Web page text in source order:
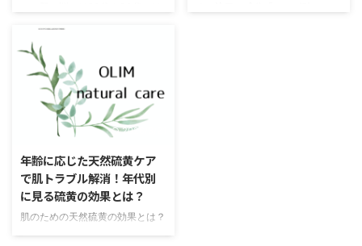
増加といった変化を感じやすくな
ります。そんな中、「できるだけ
自然な成分で、肌に負担をかけず
にスキンケアを続けたい」という
声が多く聞かれるようになりまし
た。**OLIM（オリム）**は、そ
に誕生した、シンプルでありなが
ら奥深いスキンケアブランドで
す。 1. OLIMの名前に込められた
想い 「OLIM」という名前は、ラ
2026/3/21
年齢に応じた天然硫黄ケア
で肌トラブル解消！年代別
に見る硫黄の効果とは？
肌のための天然硫黄の効果とは？